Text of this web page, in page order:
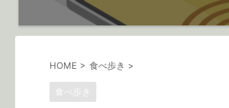
HOME > 食べ歩き >
食べ歩き